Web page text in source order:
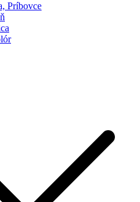
Príbovce